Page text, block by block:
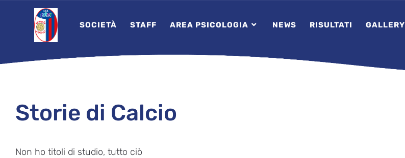
SOCIETÀ STAFF AREA PSICOLOGIA NEWS RISULTATI GALLERY
Storie di Calcio
Non ho titoli di studio, tutto ciò